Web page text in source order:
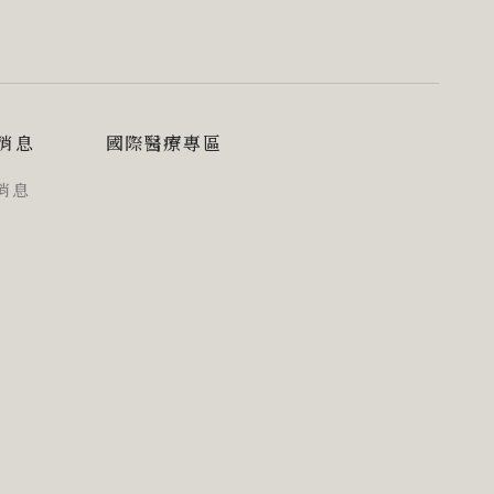
息
息
國際醫療專區